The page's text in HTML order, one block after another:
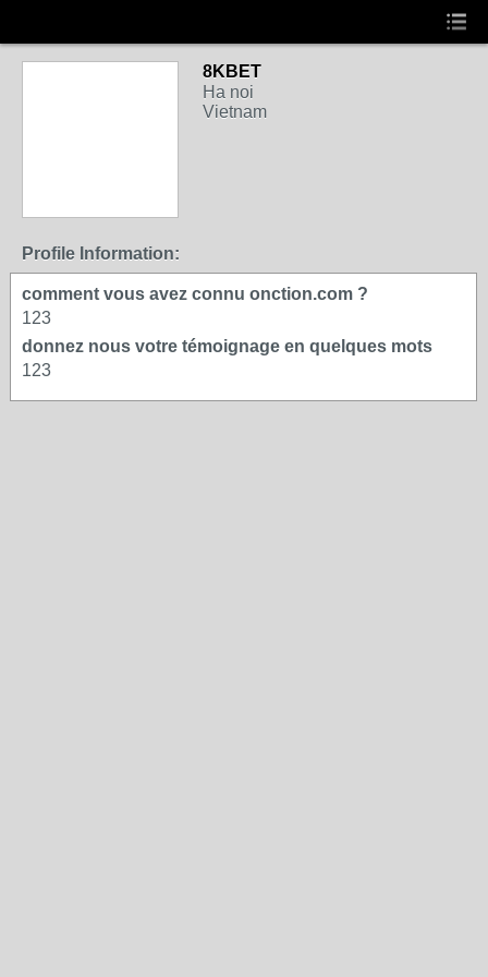
8KBET
Ha noi
Vietnam
Profile Information:
comment vous avez connu onction.com ?
123
donnez nous votre témoignage en quelques mots
123